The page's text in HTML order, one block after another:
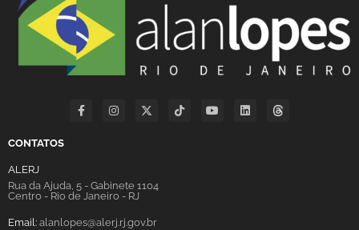
CONTATOS
ALERJ
Rua da Ajuda, 5 - Gabinete 1104
Centro - Rio de Janeiro - RJ
Email: alanlopes@alerj.rj.gov.br